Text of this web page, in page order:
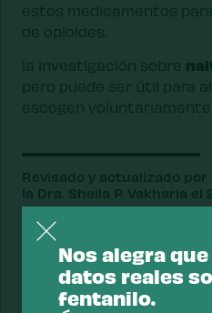
estos medicamentos
de opioides.
la investigación sobre
pero puede ser útil para
escogen
Revisado y actualizado por
la Dra. Sheila P. Vakharia el
Nos alegra
datos reales
fentanilo.